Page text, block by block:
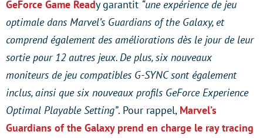
GeForce Game Ready garantit “une expérience de jeu
optimale dans Marvel’s Guardians of the Galaxy, et
comprend également des améliorations dès le jour de leur
sortie pour 12 autres jeux. De plus, six nouveaux
moniteurs de jeu compatibles G-SYNC sont également
inclus, ainsi que six nouveaux profils GeForce Experience
Optimal Playable Setting”. Pour rappel, Marvel’s
Guardians of the Galaxy prend en charge le ray tracing